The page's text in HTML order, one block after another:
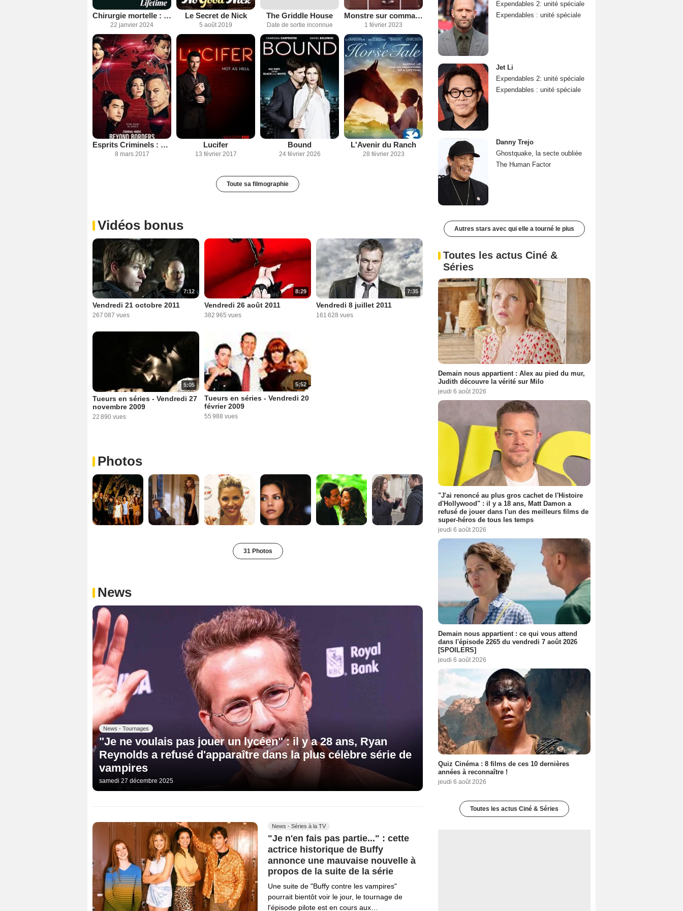
Chirurgie mortelle : l'histoire vraie de Martin MacNeill
22 janvier 2024
Le Secret de Nick
5 août 2019
The Griddle House
Date de sortie inconnue
Monstre sur commande
1 février 2023
Esprits Criminels : unité sans frontières
8 mars 2017
Lucifer
13 février 2017
Bound
24 février 2026
L'Avenir du Ranch
28 février 2023
Toute sa filmographie
Vidéos bonus
7:12
Vendredi 21 octobre 2011
267 087 vues
8:29
Vendredi 26 août 2011
382 965 vues
7:35
Vendredi 8 juillet 2011
161 628 vues
5:05
Tueurs en séries - Vendredi 27
novembre 2009
22 890 vues
5:52
Tueurs en séries - Vendredi 20
février 2009
55 988 vues
Photos
31 Photos
News
News - Tournages
"Je ne voulais pas jouer un lycéen" : il y a 28 ans, Ryan
Reynolds a refusé d'apparaître dans la plus célèbre série de
vampires
samedi 27 décembre 2025
News - Séries à la TV
"Je n'en fais pas partie..." : cette
actrice historique de Buffy
annonce une mauvaise nouvelle à
propos de la suite de la série
Une suite de "Buffy contre les vampires"
pourrait bientôt voir le jour, le tournage de
l'épisode pilote est en cours aux…
Expendables 2: unité spéciale
Expendables : unité spéciale
Jet Li
Expendables 2: unité spéciale
Expendables : unité spéciale
Danny Trejo
Ghostquake, la secte oubliée
The Human Factor
Autres stars avec qui elle a tourné le plus
Toutes les actus Ciné &
Séries
Demain nous appartient : Alex au pied du mur,
Judith découvre la vérité sur Milo
jeudi 6 août 2026
"J'ai renoncé au plus gros cachet de l'Histoire
d'Hollywood" : il y a 18 ans, Matt Damon a
refusé de jouer dans l'un des meilleurs films de
super-héros de tous les temps
jeudi 6 août 2026
Demain nous appartient : ce qui vous attend
dans l'épisode 2265 du vendredi 7 août 2026
[SPOILERS]
jeudi 6 août 2026
Quiz Cinéma : 8 films de ces 10 dernières
années à reconnaître !
jeudi 6 août 2026
Toutes les actus Ciné & Séries